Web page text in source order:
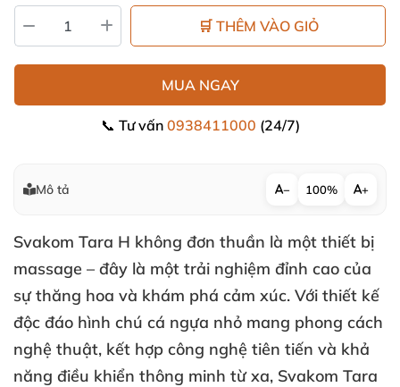
🛒 THÊM VÀO GIỎ
MUA NGAY
📞 Tư vấn 0938411000 (24/7)
Mô tả − 100% +
Svakom Tara H không đơn thuần là một thiết bị
massage – đây là một trải nghiệm đỉnh cao của
sự thăng hoa và khám phá cảm xúc. Với thiết kế
độc đáo hình chú cá ngựa nhỏ mang phong cách
nghệ thuật, kết hợp công nghệ tiên tiến và khả
năng điều khiển thông minh từ xa, Svakom Tara